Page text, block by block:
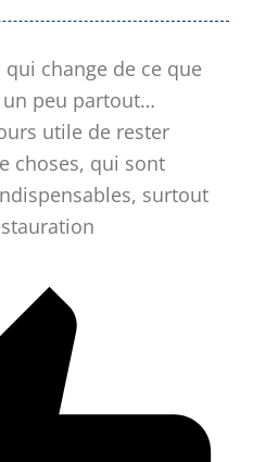
change de ce que
un peu partout…
utile de rester
choses, qui sont
surtout